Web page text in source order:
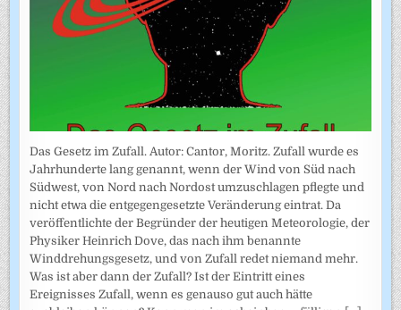
Das Gesetz im Zufall. Autor: Cantor, Moritz. Zufall wurde es
Jahrhunderte lang genannt, wenn der Wind von Süd nach
Südwest, von Nord nach Nordost umzuschlagen pflegte und
nicht etwa die entgegengesetzte Veränderung eintrat. Da
veröffentlichte der Begründer der heutigen Meteorologie, der
Physiker Heinrich Dove, das nach ihm benannte
Winddrehungsgesetz, und von Zufall redet niemand mehr.
Was ist aber dann der Zufall? Ist der Eintritt eines
Ereignisses Zufall, wenn es genauso gut auch hätte